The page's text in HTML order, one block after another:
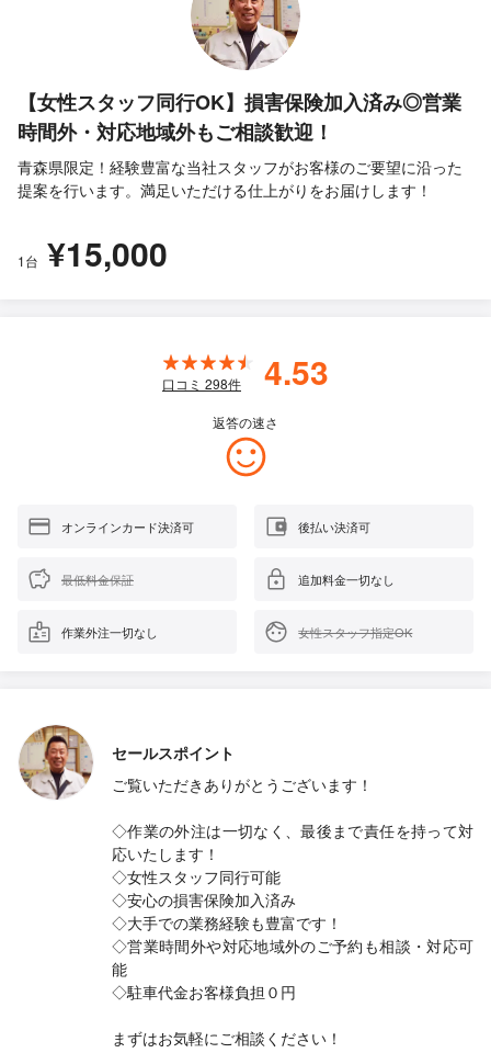
【女性スタッフ同行OK】損害保険加入済み◎営業
時間外・対応地域外もご相談歓迎！
青森県限定！経験豊富な当社スタッフがお客様のご要望に沿った
提案を行います。満足いただける仕上がりをお届けします！
1台 ¥15,000
口コミ 298件 4.53
返答の速さ
オンラインカード決済可 後払い決済可
最低料金保証 追加料金一切なし
作業外注一切なし 女性スタッフ指定OK
セールスポイント
ご覧いただきありがとうございます！
◇作業の外注は一切なく、最後まで責任を持って対
応いたします！
◇女性スタッフ同行可能
◇安心の損害保険加入済み
◇大手での業務経験も豊富です！
◇営業時間外や対応地域外のご予約も相談・対応可
能
◇駐車代金お客様負担０円
まずはお気軽にご相談ください！